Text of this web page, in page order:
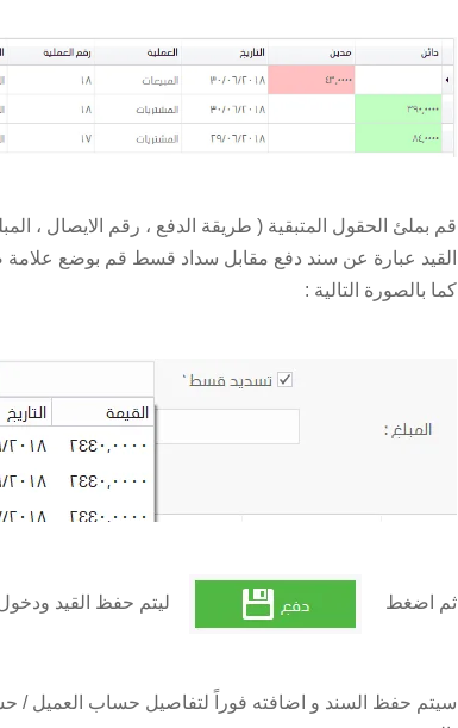
قم بملئ الحقول المتبقية ( طريقة الدفع ، رقم الايصال ،
القيد عبارة عن سند دفع مقابل سداد قسط قم بوضع
كما بالصورة التالية :
ثم اضغط ليتم حفظ القيد ودخول
سيتم حفظ السند و اضافته فوراً لتفاصيل حساب العميل /